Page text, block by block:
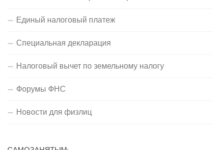
Единый налоговый платеж
Специальная декларация
Налоговый вычет по земельному налогу
Форумы ФНС
Новости для физлиц